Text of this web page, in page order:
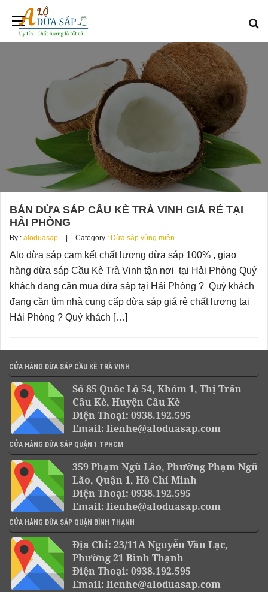
BÁN DỪA SÁP CẦU KÈ TRÀ VINH GIÁ RẺ TẠI
HẢI PHÒNG
By : aloduasap Category : Dừa sáp vùng miền
Alo dừa sáp cam kết chất lượng dừa sáp 100% , giao
hàng dừa sáp Cầu Kè Trà Vinh tận nơi tại Hải Phòng Quý
khách đang cần mua dừa sáp tại Hải Phòng ? Quý khách
đang cần tìm nhà cung cấp dừa sáp giá rẻ chất lượng tại
Hải Phòng ? Quý khách […]
CỬA HÀNG DỪA SÁP CẦU KÈ TRÀ VINH
Số 85 Quốc Lộ 54, Khóm 1, Thị Trấn
Cầu Kè, Huyện Cầu Kè
Điện Thoại: 0938.192.595
Email: lienhe@aloduasap.com
CỬA HÀNG DỪA SÁP QUẬN 1 TPHCM
359 Phạm Ngũ Lão, Phường Phạm Ngũ
Lão, Quận 1, Hồ Chí Minh
Điện Thoại: 0938.192.595
Email: lienhe@aloduasap.com
CỬA HÀNG DỪA SÁP QUẬN BÌNH THẠNH
Địa Chỉ: 23/11A Nguyễn Văn Lạc,
Phường 21 Bình Thạnh
Điện Thoại: 0938.192.595
Email: lienhe@aloduasap.com